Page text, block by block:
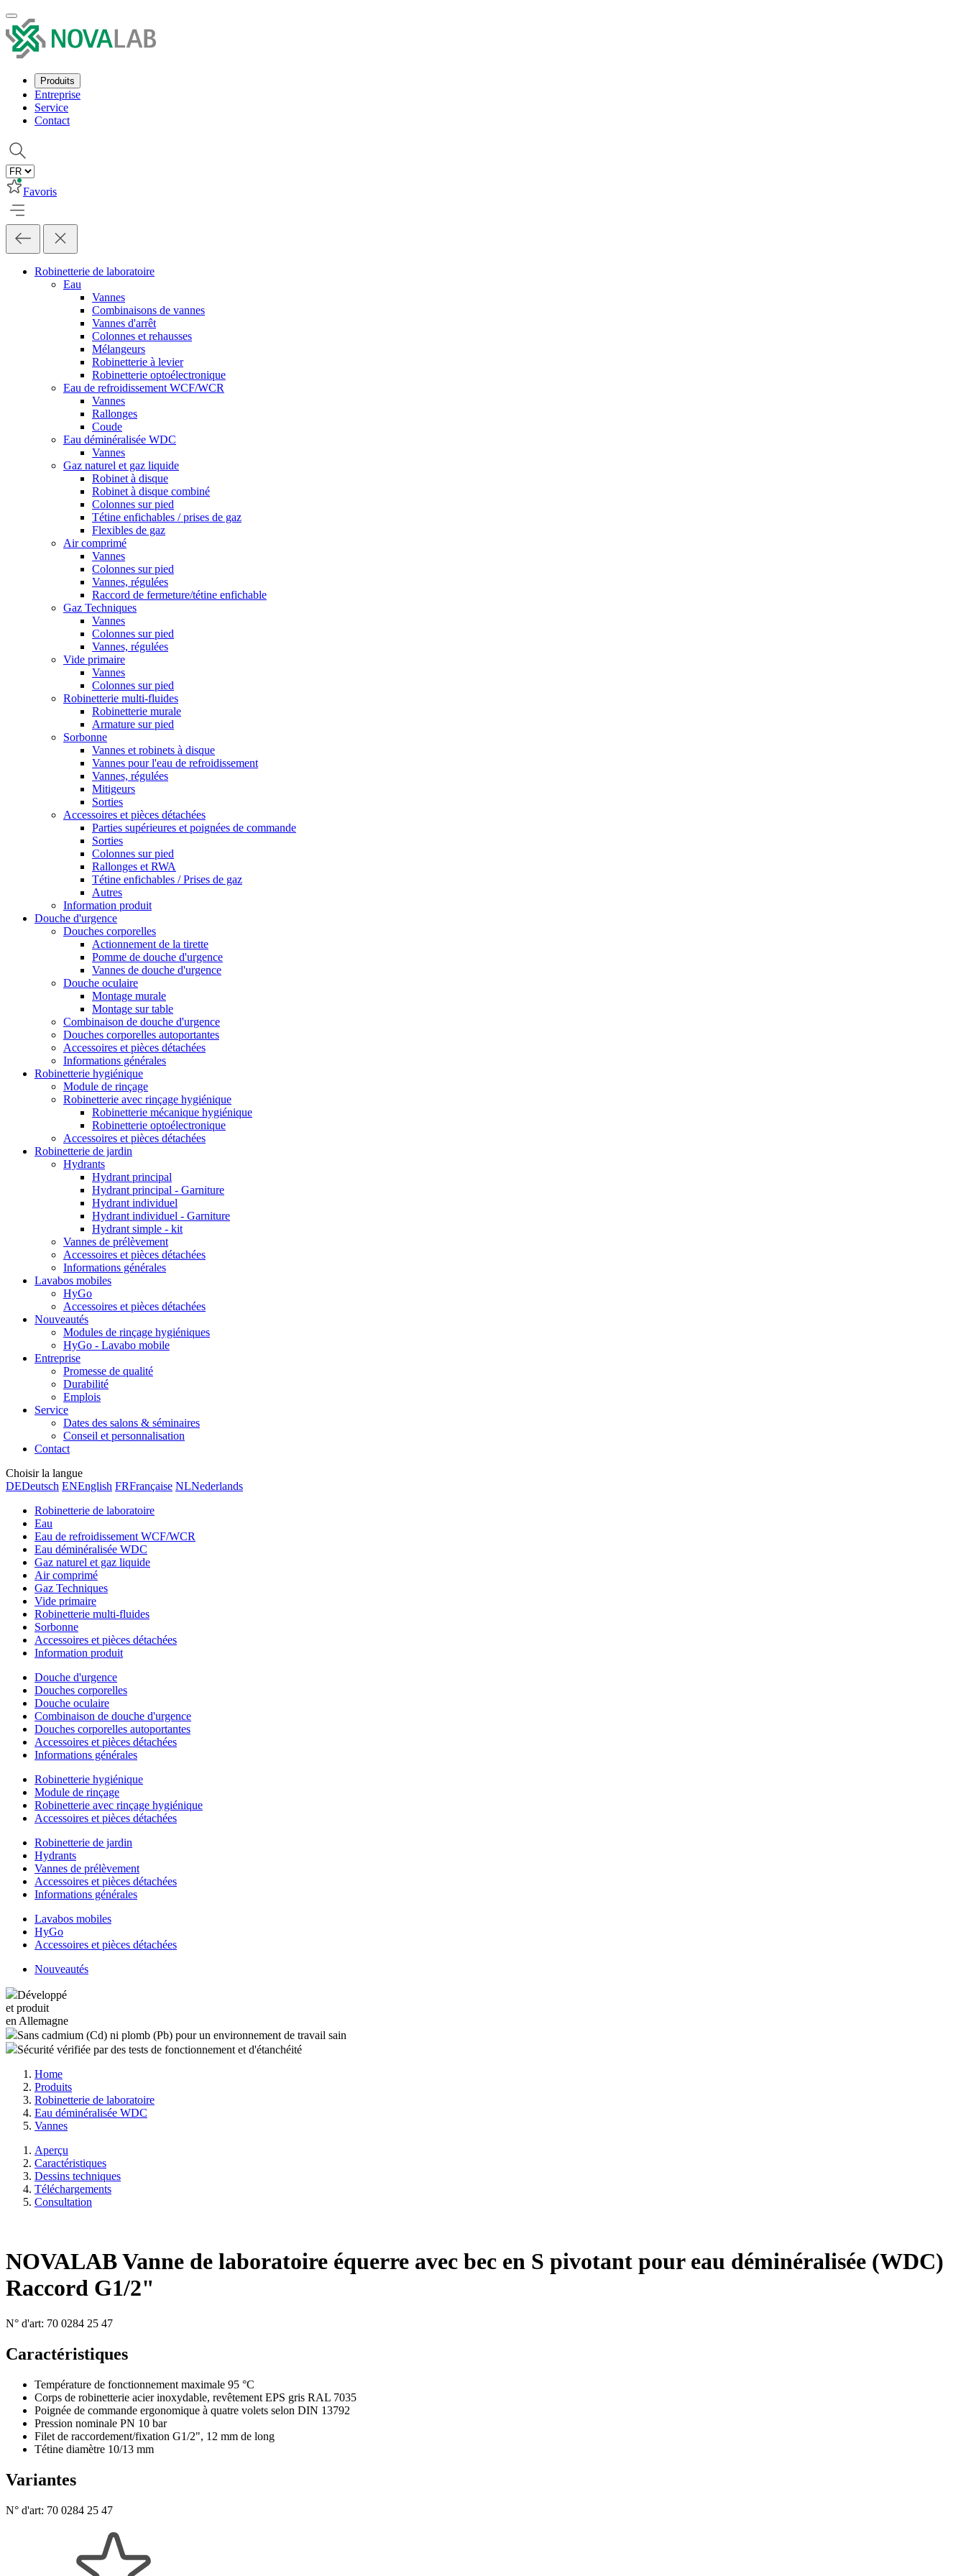
Produits
Entreprise
Service
Contact
Favoris
Robinetterie de laboratoire
Eau
Vannes
Combinaisons de vannes
Vannes d'arrêt
Colonnes et rehausses
Mélangeurs
Robinetterie à levier
Robinetterie optoélectronique
Eau de refroidissement WCF/WCR
Vannes
Rallonges
Coude
Eau déminéralisée WDC
Vannes
Gaz naturel et gaz liquide
Robinet à disque
Robinet à disque combiné
Colonnes sur pied
Tétine enfichables / prises de gaz
Flexibles de gaz
Air comprimé
Vannes
Colonnes sur pied
Vannes, régulées
Raccord de fermeture/tétine enfichable
Gaz Techniques
Vannes
Colonnes sur pied
Vannes, régulées
Vide primaire
Vannes
Colonnes sur pied
Robinetterie multi-fluides
Robinetterie murale
Armature sur pied
Sorbonne
Vannes et robinets à disque
Vannes pour l'eau de refroidissement
Vannes, régulées
Mitigeurs
Sorties
Accessoires et pièces détachées
Parties supérieures et poignées de commande
Sorties
Colonnes sur pied
Rallonges et RWA
Tétine enfichables / Prises de gaz
Autres
Information produit
Douche d'urgence
Douches corporelles
Actionnement de la tirette
Pomme de douche d'urgence
Vannes de douche d'urgence
Douche oculaire
Montage murale
Montage sur table
Combinaison de douche d'urgence
Douches corporelles autoportantes
Accessoires et pièces détachées
Informations générales
Robinetterie hygiénique
Module de rinçage
Robinetterie avec rinçage hygiénique
Robinetterie mécanique hygiénique
Robinetterie optoélectronique
Accessoires et pièces détachées
Robinetterie de jardin
Hydrants
Hydrant principal
Hydrant principal - Garniture
Hydrant individuel
Hydrant individuel - Garniture
Hydrant simple - kit
Vannes de prélèvement
Accessoires et pièces détachées
Informations générales
Lavabos mobiles
HyGo
Accessoires et pièces détachées
Nouveautés
Modules de rinçage hygiéniques
HyGo - Lavabo mobile
Entreprise
Promesse de qualité
Durabilité
Emplois
Service
Dates des salons & séminaires
Conseil et personnalisation
Contact
Choisir la langue
DEDeutsch ENEnglish FRFrançaise NLNederlands
Robinetterie de laboratoire
Eau
Eau de refroidissement WCF/WCR
Eau déminéralisée WDC
Gaz naturel et gaz liquide
Air comprimé
Gaz Techniques
Vide primaire
Robinetterie multi-fluides
Sorbonne
Accessoires et pièces détachées
Information produit
Douche d'urgence
Douches corporelles
Douche oculaire
Combinaison de douche d'urgence
Douches corporelles autoportantes
Accessoires et pièces détachées
Informations générales
Robinetterie hygiénique
Module de rinçage
Robinetterie avec rinçage hygiénique
Accessoires et pièces détachées
Robinetterie de jardin
Hydrants
Vannes de prélèvement
Accessoires et pièces détachées
Informations générales
Lavabos mobiles
HyGo
Accessoires et pièces détachées
Nouveautés
Développé
et produit
en Allemagne
Sans cadmium (Cd) ni plomb (Pb) pour un environnement de travail sain
Sécurité vérifiée par des tests de fonctionnement et d'étanchéité
Home
Produits
Robinetterie de laboratoire
Eau déminéralisée WDC
Vannes
Aperçu
Caractéristiques
Dessins techniques
Téléchargements
Consultation
NOVALAB Vanne de laboratoire équerre avec bec en S pivotant pour eau déminéralisée (WDC)
Raccord G1/2"
N° d'art: 70 0284 25 47
Caractéristiques
Température de fonctionnement maximale 95 °C
Corps de robinetterie acier inoxydable, revêtement EPS gris RAL 7035
Poignée de commande ergonomique à quatre volets selon DIN 13792
Pression nominale PN 10 bar
Filet de raccordement/fixation G1/2", 12 mm de long
Tétine diamètre 10/13 mm
Variantes
N° d'art: 70 0284 25 47